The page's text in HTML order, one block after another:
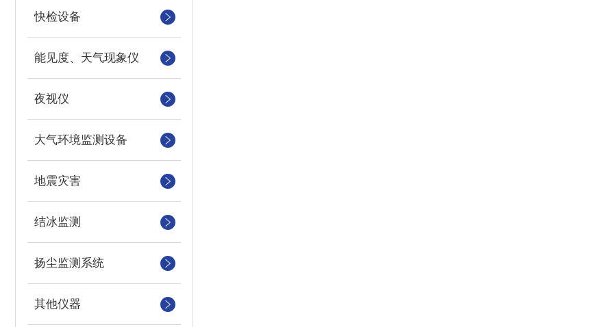
快检设备
能见度、天气现象仪
夜视仪
大气环境监测设备
地震灾害
结冰监测
扬尘监测系统
其他仪器